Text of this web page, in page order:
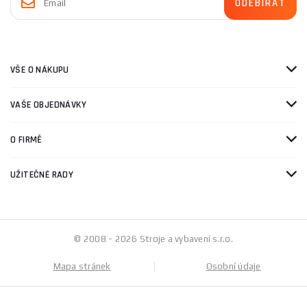
VŠE O NÁKUPU
VAŠE OBJEDNÁVKY
O FIRMĚ
UŽITEČNÉ RADY
© 2008 - 2026 Stroje a vybavení s.r.o.
Mapa stránek Osobní údaje